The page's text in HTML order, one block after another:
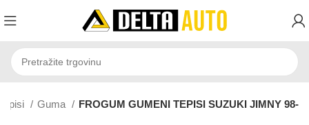
Guma FROGUM GUMENI TEPISI SUZUKI JIMNY 98-